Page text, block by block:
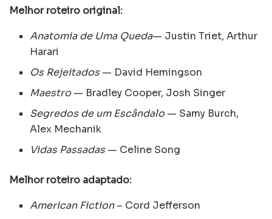
Melhor roteiro original:
Anatomia de Uma Queda— Justin Triet, Arthur
Harari
Os Rejeitados — David Hemingson
Maestro— Bradley Cooper, Josh Singer
Segredos de um Escândalo— Samy Burch,
Alex Mechanik
Vidas Passadas — Celine Song
Melhor roteiro adaptado:
American Fiction– Cord Jefferson